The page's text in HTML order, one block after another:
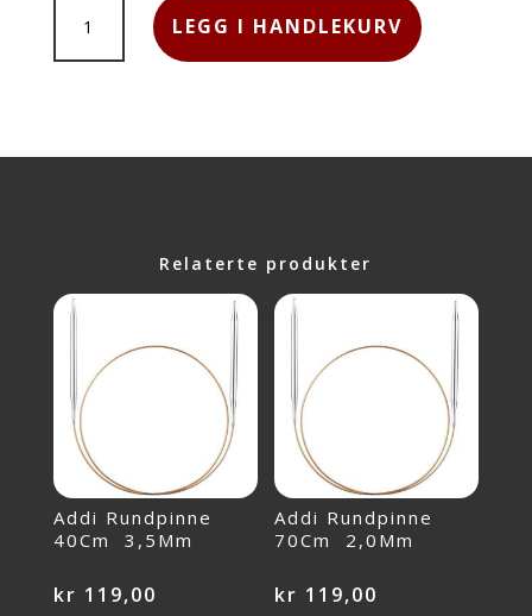
RUNDPINNE
40CM
LEGG I HANDLEKURV
Relaterte produkter
Addi Rundpinne
40Cm 3,5Mm
kr 119,00
Addi Rundpinne
70Cm 2,0Mm
kr 119,00